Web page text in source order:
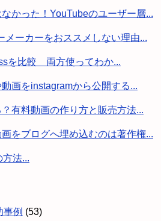
かった！YouTubeのユーザー層...
メーカーをおススメしない理由...
を比較 両方使ってわか...
画をinstagramから公開する...
有料動画の作り方と販売方法...
をブログへ埋め込むのは著作権...
法...
事例 (53)